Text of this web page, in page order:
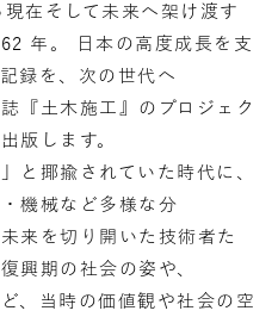
在そして未来へ架け渡す
年。 日本の高度成長を支
録を、次の世代へ
『土木施工』のプロジェク
版します。
と揶揄されていた時代に、
機械など多様な分
来を切り開いた技術者た
興期の社会の姿や、
、当時の価値観や社会の空